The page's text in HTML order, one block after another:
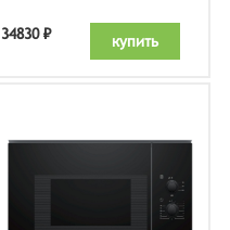
34830 ₽ купить